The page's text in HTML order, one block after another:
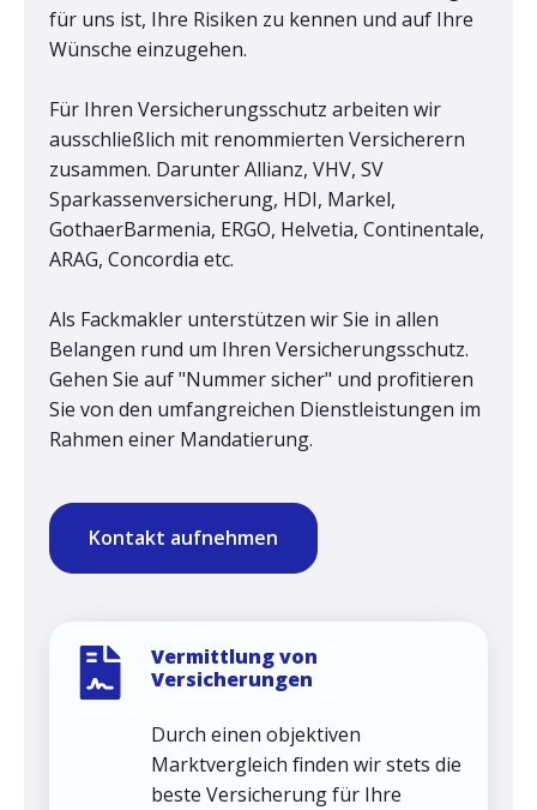
für uns ist, Ihre Risiken zu kennen und auf Ihre
Wünsche einzugehen.
Für Ihren Versicherungsschutz arbeiten wir
ausschließlich mit renommierten Versicherern
zusammen. Darunter Allianz, VHV, SV
Sparkassenversicherung, HDI, Markel,
GothaerBarmenia, ERGO, Helvetia, Continentale,
ARAG, Concordia etc.
Als Fackmakler unterstützen wir Sie in allen
Belangen rund um Ihren Versicherungsschutz.
Gehen Sie auf "Nummer sicher" und profitieren
Sie von den umfangreichen Dienstleistungen im
Rahmen einer Mandatierung.
Kontakt aufnehmen
Vermittlung von
Versicherungen
Durch einen objektiven
Marktvergleich finden wir stets die
beste Versicherung für Ihre